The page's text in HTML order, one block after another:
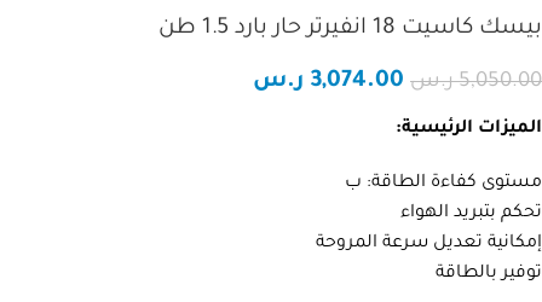
بيسك كاسيت 18 انفيرتر حار بارد 1.5 طن
5,050.00 ر.س 3,074.00 ر.س
الميزات الرئيسية:
مستوى كفاءة الطاقة: ب
تحكم بتبريد الهواء
إمكانية تعديل سرعة المروحة
توفير بالطاقة